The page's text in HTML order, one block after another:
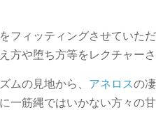
フィッティングさせていた
方や堕ち方等をレクチャー
ムの見地から、 アネロスの
一筋縄ではいかない方々の